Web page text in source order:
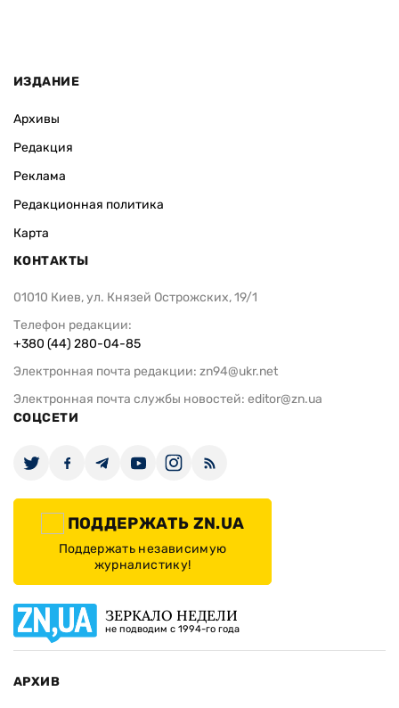
ИЗДАНИЕ
Архивы
Редакция
Реклама
Редакционная политика
Карта
КОНТАКТЫ
01010 Киев, ул. Князей Острожских, 19/1
Телефон редакции:
+380 (44) 280-04-85
Электронная почта редакции: zn94@ukr.net
Электронная почта службы новостей: editor@zn.ua
СОЦСЕТИ
ПОДДЕРЖАТЬ ZN.UA
Поддержать независимую
журналистику!
ЗЕРКАЛО НЕДЕЛИ
не подводим с 1994-го года
АРХИВ